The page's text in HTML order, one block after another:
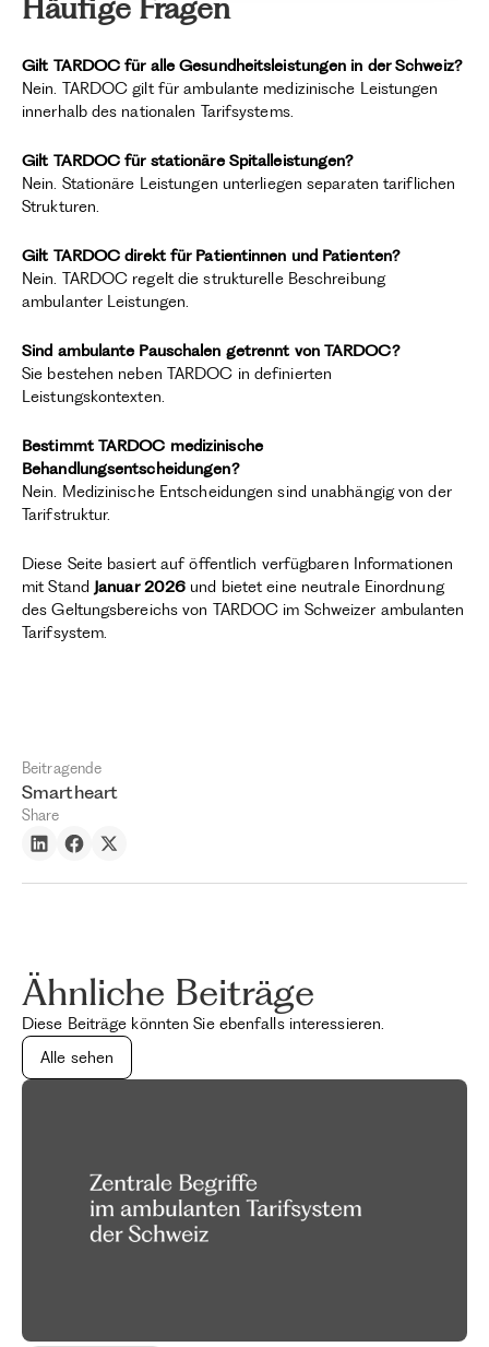
Beitragende
Smartheart
Share
Häufige Fragen
Gilt TARDOC für alle Gesundheitsleistungen in der Schweiz?
Nein. TARDOC gilt für ambulante medizinische Leistungen
innerhalb des nationalen Tarifsystems.
Gilt TARDOC für stationäre Spitalleistungen?
Nein. Stationäre Leistungen unterliegen separaten tariflichen
Strukturen.
Gilt TARDOC direkt für Patientinnen und Patienten?
Nein. TARDOC regelt die strukturelle Beschreibung
ambulanter Leistungen.
Sind ambulante Pauschalen getrennt von TARDOC?
Sie bestehen neben TARDOC in definierten
Leistungskontexten.
Bestimmt TARDOC medizinische
Behandlungsentscheidungen?
Nein. Medizinische Entscheidungen sind unabhängig von der
Tarifstruktur.
Diese Seite basiert auf öffentlich verfügbaren Informationen
mit Stand Januar 2026 und bietet eine neutrale Einordnung
des Geltungsbereichs von TARDOC im Schweizer ambulanten
Tarifsystem.
Ähnliche Beiträge
Diese Beiträge könnten Sie ebenfalls interessieren.
Alle sehen